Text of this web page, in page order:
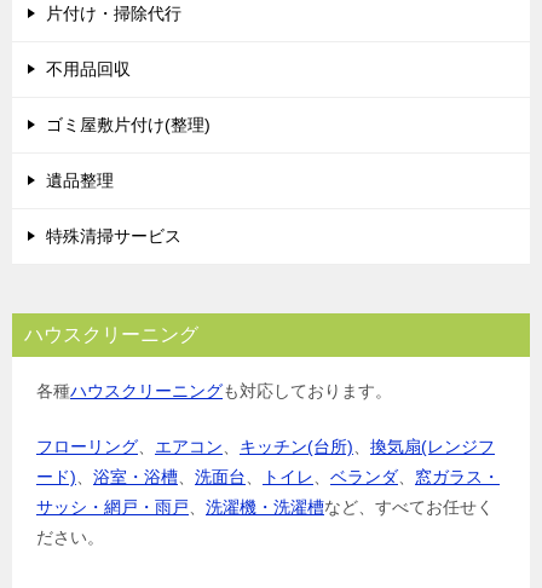
ー
シ
片付け・掃除代行
不用品回収
ゴミ屋敷片付け(整理)
遺品整理
特殊清掃サービス
ハウスクリーニング
各種ハウスクリーニングも対応しております。
フローリング エアコン キッチン(台所)
換気扇(レンジフ
ード)
浴室・浴槽 洗面台 トイレ ベランダ
窓ガラス・
サッシ・網戸・雨戸
洗濯機・洗濯槽など、すべてお任せく
ださい。